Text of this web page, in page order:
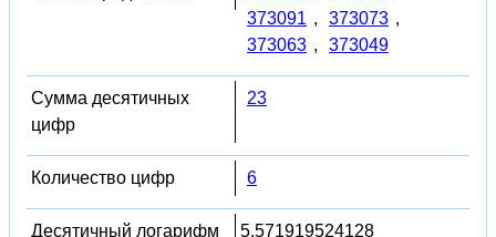
373091 , 373073 ,
373063 , 373049
Сумма десятичных
цифр
23
Количество цифр 6
Десятичный логарифм
5.571919524128